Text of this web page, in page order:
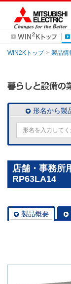
WIN2Kトップ 製品情
形名から製
店舗・事務所
RP63LA14
製品概要